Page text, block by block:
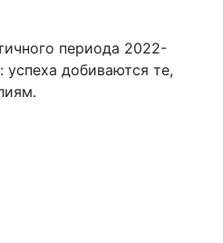
периода 2022-
добиваются те,